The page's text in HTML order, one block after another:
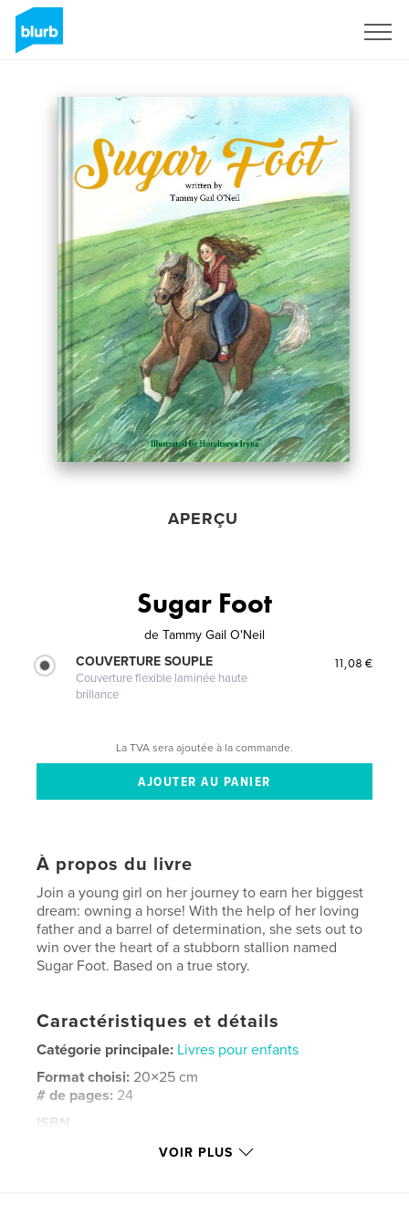
APERÇU
Sugar Foot
de Tammy Gail O'Neil
COUVERTURE SOUPLE
Couverture flexible laminée haute
brillance
11,08 €
La TVA sera ajoutée à la commande.
À propos du livre
Join a young girl on her journey to earn her biggest
dream: owning a horse! With the help of her loving
father and a barrel of determination, she sets out to
win over the heart of a stubborn stallion named
Sugar Foot. Based on a true story.
Caractéristiques et détails
Catégorie principale: Livres pour enfants
Format choisi: 20×25 cm
# de pages: 24
ISBN
VOIR PLUS